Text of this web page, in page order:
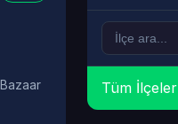
Tüm İlçeler